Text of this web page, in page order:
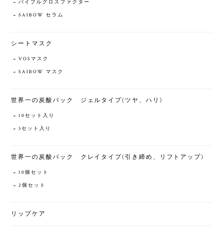
バイブルグロスファクター
SAIBOW セラム
シートマスク
VOSマスク
SAIBOW マスク
世界一の炭酸パック ジェルタイプ(ツヤ、ハリ)
10セット入り
3セット入り
世界一の炭酸パック クレイタイプ(引き締め、リフトアップ)
10個セット
2個セット
リップケア